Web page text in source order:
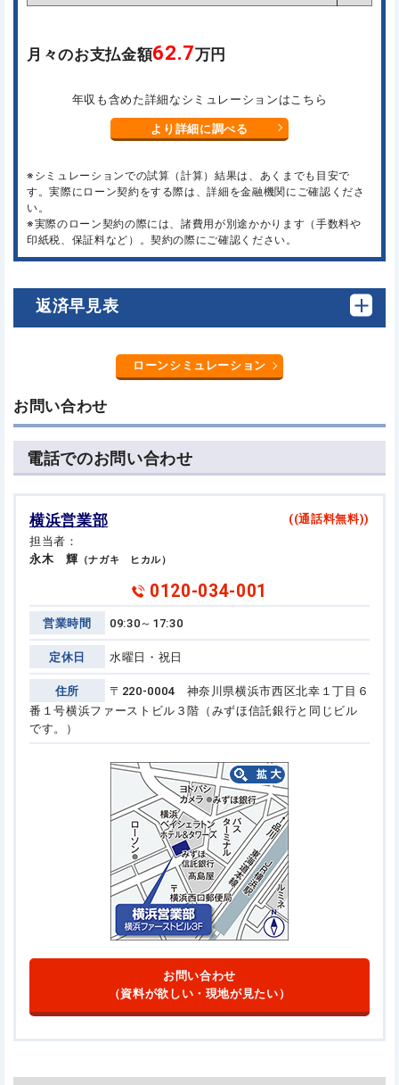
月々のお支払金額62.7万円
年収も含めた詳細なシミュレーションはこちら
より詳細に調べる
※シミュレーションでの試算（計算）結果は、あくまでも目安で
す。実際にローン契約をする際は、詳細を金融機関にご確認くださ
い。
※実際のローン契約の際には、諸費用が別途かかります（手数料や
印紙税、保証料など）。契約の際にご確認ください。
返済早見表
ローンシミュレーション
お問い合わせ
電話でのお問い合わせ
横浜営業部
((通話料無料))
担当者：
永木 輝 （ナガキ ヒカル）
0120-034-001
営業時間 09:30～17:30
定休日 水曜日・祝日
住所
〒220-0004 神奈川県横浜市西区北幸１丁目６
番１号横浜ファーストビル３階（みずほ信託銀行と同じビル
です。）
お問い合わせ
（資料が欲しい・現地が見たい）